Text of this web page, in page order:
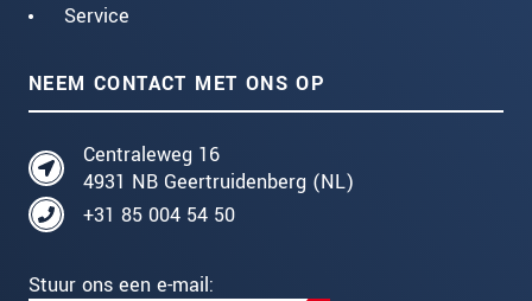
Service
NEEM CONTACT MET ONS OP
Centraleweg 16
4931 NB Geertruidenberg (NL)
+31 85 004 54 50
Stuur ons een e-mail: